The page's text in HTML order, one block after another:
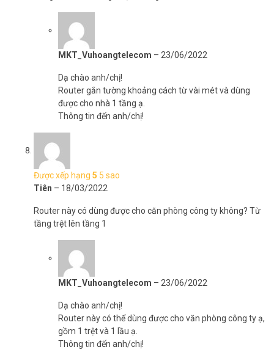
Mạng WiFi ổn định từ RG-EW1200G Pro là nền tảng lý tưởng để kết
nối các thiết bị thông minh trong nhà. Tham khảo thêm
gia đình toàn diện.
Để cập nhật thông tin giá bán RUIJIE RG-EW1200G Pro,
, xin vui lòng liên hệ HOTLINE
nhất. Tham khảo thêm hình ảnh tại
MKT_Vuhoangtelecom – 23/06/2022
Dạ chào anh/chị!
Router gắn tường khoảng cách từ vài mét và dùng
được cho nhà 1 tầng ạ.
Thông tin đến anh/chị!
Được xếp hạng 5 5 sao
Tiên – 18/03/2022
Router này có dùng được cho căn phòng công ty không? Từ
tầng trệt lên tầng 1
MKT_Vuhoangtelecom – 23/06/2022
Dạ chào anh/chị!
Router này có thể dùng được cho văn phòng công ty ạ,
gồm 1 trệt và 1 lầu ạ.
Thông tin đến anh/chị!